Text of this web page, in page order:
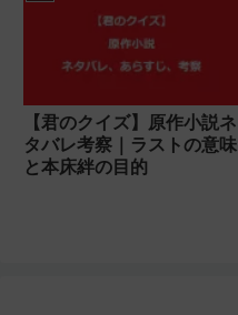
【君のクイズ】原作小説ネ
タバレ考察｜ラストの意味
と本床絆の目的